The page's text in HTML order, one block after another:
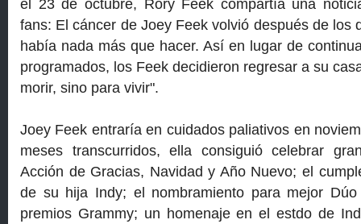
el 23 de octubre, Rory Feek compartía una
fans: El cáncer de Joey Feek volvió después de los
había nada más que hacer. Así en lugar de
programados, los Feek decidieron regresar a su
morir, sino para vivir".
Joey Feek entraría en cuidados paliativos en
meses transcurridos, ella consiguió celebrar
Acción de Gracias, Navidad y Año Nuevo; el
de su hija Indy; el nombramiento para mejor
premios Grammy; un homenaje en el estdo de